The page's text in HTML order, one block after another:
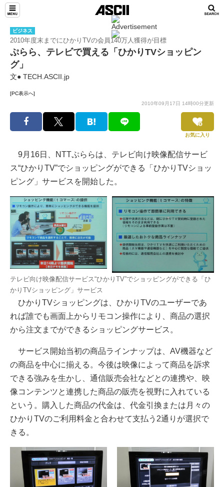
ビジネス
2010年度末までにひかりTVの会員140万人獲得が目標
ぷらら、テレビで買える「ひかりTVショッピン
グ」
文● TECH.ASCII.jp
[PC表示へ]
2010年09月17日 14時00分更新
お気に入り
9月16日、NTTぷららは、テレビ向け映像配信サービ
ス“ひかりTV”でショッピングができる「ひかりTVショッ
ピング」サービスを開始した。
テレビ向け映像配信サービス“ひかりTV”でショッピングができる「ひ
かりTVショッピング」サービス
ひかりTVショッピングは、ひかりTVのユーザーであ
れば誰でも画面上からリモコン操作により、商品の選択
から注文までができるショッピングサービス。
サービス開始当初の商品ラインナップは、AV機器など
の商品を中心に揃える。今後は映像によって商品を訴求
できる強みを生かし、通信販売会社などとの連携や、映
像コンテンツと連携した商品の販売を視野に入れている
という。購入した商品の代金は、代金引換または月々の
ひかりTVのご利用料金と合わせて支払う2通りが選択で
きる。